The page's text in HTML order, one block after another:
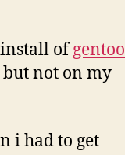
ofgentoo
but not on my
i had to get